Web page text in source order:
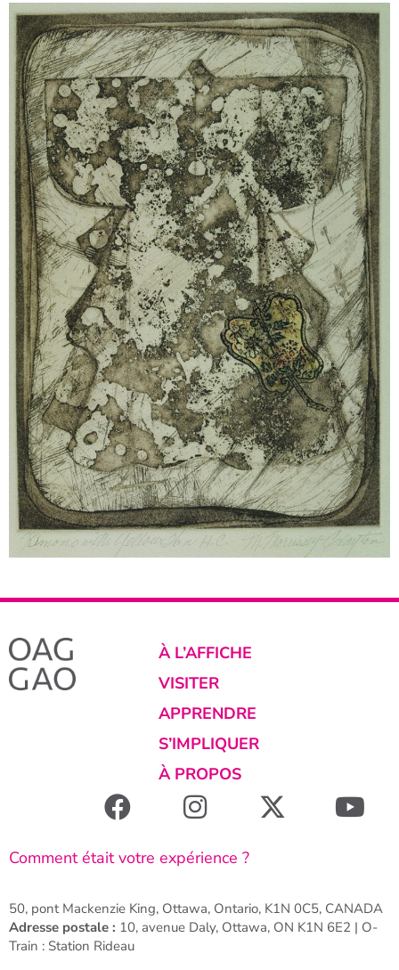
À L’AFFICHE
VISITER
APPRENDRE
S’IMPLIQUER
À PROPOS
Comment était votre expérience ?
50, pont Mackenzie King, Ottawa, Ontario, K1N 0C5, CANADA
Adresse postale : 10, avenue Daly, Ottawa, ON K1N 6E2 | O-
Train : Station Rideau